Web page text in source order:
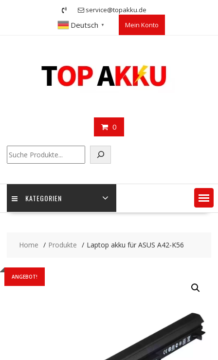
service@topakku.de
Deutsch ▼ Mein Konto
0
KATEGORIEN
Home Produkte Laptop akku für ASUS A42-K56
ANGEBOT!